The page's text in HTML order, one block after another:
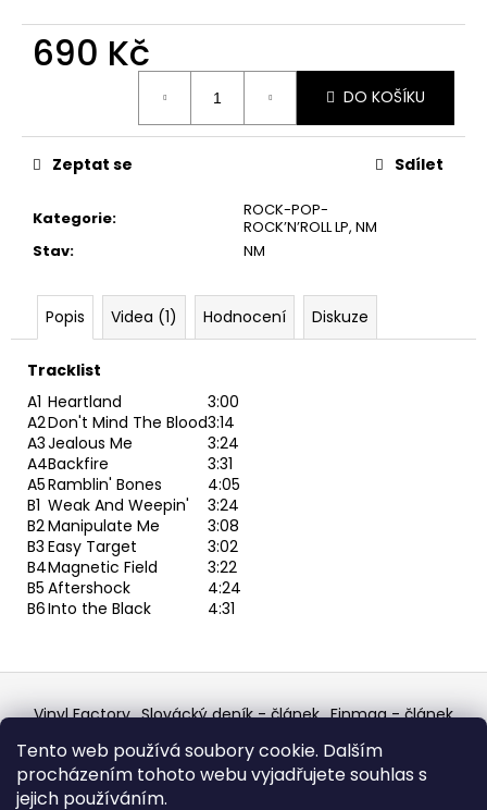
Tento web používá soubory cookie. Dalším
procházením tohoto webu vyjadřujete souhlas s
jejich používáním.
690 Kč
DO KOŠÍKU
Kategorie:
ROCK-POP-
ROCK’N’ROLL LP, NM
Stav: NM
Zeptat se Sdílet
Popis Videa (1) Hodnocení Diskuze
Tracklist
A1 Heartland
3:00
A2Don't Mind The Blood3:14
A3Jealous Me
3:24
A4Backfire
3:31
A5Ramblin' Bones
4:05
B1 Weak And Weepin'
3:24
B2Manipulate Me
3:08
B3 Easy Target
3:02
B4Magnetic Field
3:22
B5 Aftershock
4:24
B6Into the Black 4:31
TÖRR
ARMAGEDDON
Původně:
450
Z
á Vinyl Factory Slovácký deník - článek Finmag - článek
Discogs Profile Facebook výběr z hroznů
Top prodejce mincí Aukro